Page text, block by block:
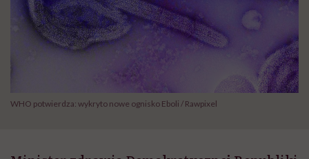
WHO potwierdza: wykryto nowe ognisko Eboli / Rawpixel